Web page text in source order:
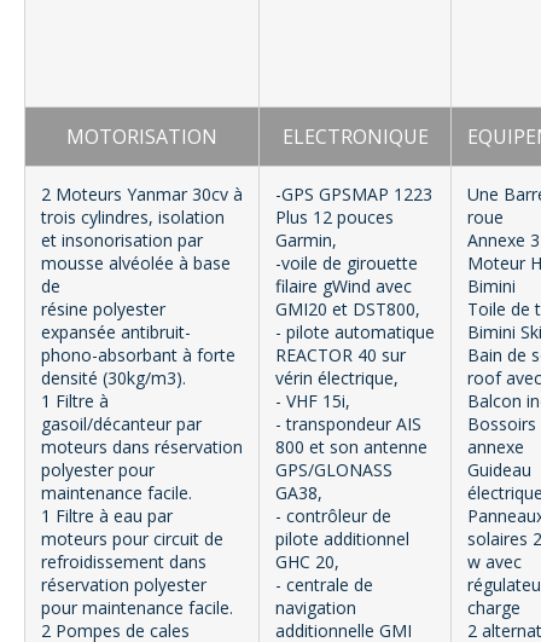
MOTORISATION ELECTRONIQUE
2 Moteurs Yanmar 30cv à
trois cylindres, isolation
et insonorisation par
mousse alvéolée à base
de
résine polyester
expansée antibruit-
phono-absorbant à forte
densité (30kg/m3).
1 Filtre à
gasoil/décanteur par
moteurs dans réservation
polyester pour
maintenance facile.
1 Filtre à eau par
moteurs pour circuit de
refroidissement dans
réservation polyester
pour maintenance facile.
2 Pompes de cales
-GPS GPSMAP 1223
Plus 12 pouces
Garmin,
-voile de girouette
filaire gWind avec
GMI20 et DST800,
- pilote automatique
REACTOR 40 sur
vérin électrique,
- VHF 15i,
- transpondeur AIS
800 et son antenne
GPS/GLONASS
GA38,
- contrôleur de
pilote additionnel
GHC 20,
- centrale de
navigation
additionnelle GMI
Une
roue
Annexe
Moteur
Bimini
Toile de
Bimini
Bain de
roof avec
Balcon
annexe
Guideau
solaires
w avec
charge
2